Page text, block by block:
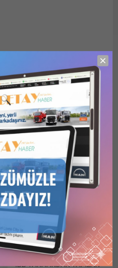
İBB TARAFINDAN
YAPILAN YOL TAMİR
İŞLERİNE TEKLİF
VERENLER
İBB TARAFINDAN YAPILAN